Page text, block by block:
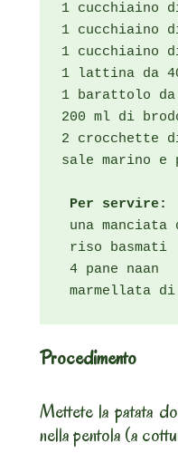
1 cucchiaino
1 cucchiaino
1 cucchiaino
1 lattina da
1 barattolo da
200 ml di
2 crocchette
sale marino e
Per servire:
una
riso basmati
4 pane naan
marmellata di
Procedimento
Mettete la patata
nella pentola (a